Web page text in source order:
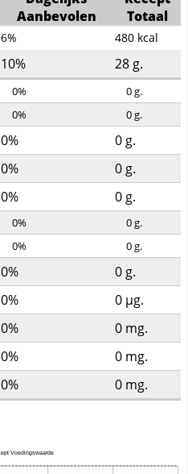
Aanbevolen
Totaal
6% 480 kcal
10% 28g.
0% 0g.
0% 0g.
0% 0g.
0% 0g.
0% 0g.
0% 0g.
0% 0g.
0% 0g.
0% 0 µg.
0% 0 mg.
0% 0 mg.
0% 0 mg.